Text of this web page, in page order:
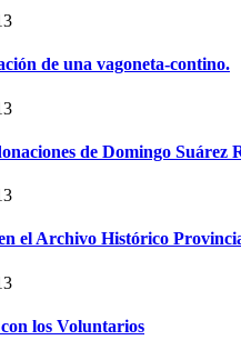
de una vagoneta-contino.
de Domingo Suárez
el Archivo Histórico
los Voluntarios